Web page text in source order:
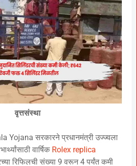
वृत्तसंस्था
Yojana सरकारने प्रधानमंत्री उज्ज्वला
वार्षिक Rolex replica
रिफिलची संख्या 9 वरून 4 पर्यंत कमी